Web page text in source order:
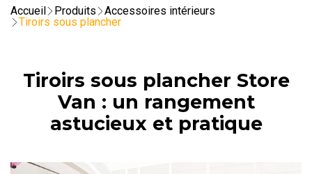
Accueil Produits
Accessoires intérieurs
Tiroirs sous plancher
Tiroirs sous plancher Store
Van : un rangement
astucieux et pratique